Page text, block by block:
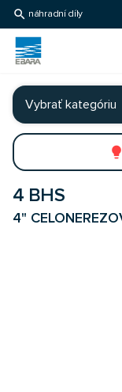
search náhradní díly
Ebara Česko
Vybrať kategóriu
lightbulb
4 BHS
4"